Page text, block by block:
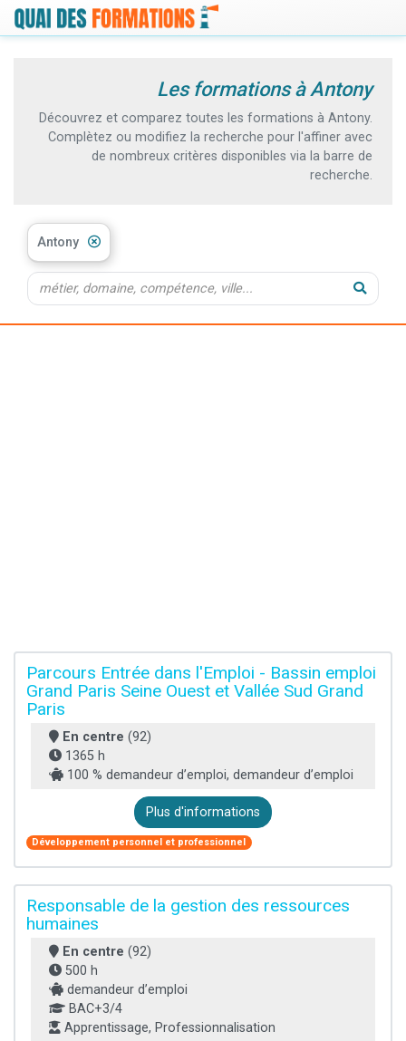
Les formations à Antony
Découvrez et comparez toutes les formations à Antony.
Complètez ou modifiez la recherche pour l'affiner avec
de nombreux critères disponibles via la barre de
recherche.
Antony
Parcours Entrée dans l'Emploi - Bassin emploi
Grand Paris Seine Ouest et Vallée Sud Grand
Paris
En centre (92)
1365 h
100 % demandeur d’emploi, demandeur d’emploi
Plus d'informations
Développement personnel et professionnel
Responsable de la gestion des ressources
humaines
En centre (92)
500 h
demandeur d’emploi
BAC+3/4
Apprentissage, Professionnalisation